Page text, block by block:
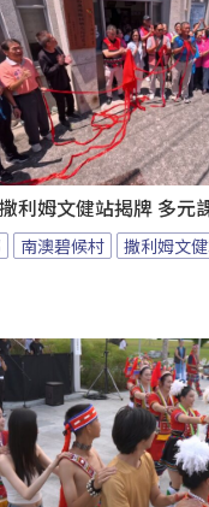
利姆文健站揭牌 多元
南澳碧候村 撒利姆文